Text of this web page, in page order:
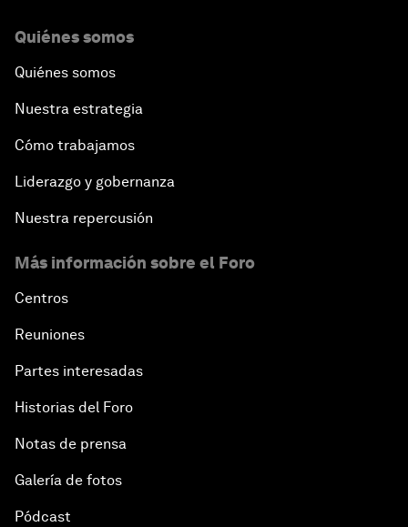
Quiénes somos
Quiénes somos
Nuestra estrategia
Cómo trabajamos
Liderazgo y gobernanza
Nuestra repercusión
Más información sobre el Foro
Centros
Reuniones
Partes interesadas
Historias del Foro
Notas de prensa
Galería de fotos
Pódcast